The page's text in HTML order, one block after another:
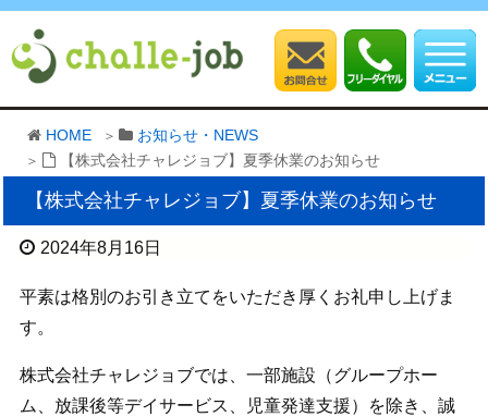
HOME
お知らせ・NEWS
【株式会社チャレジョブ】夏季休業のお知らせ
【株式会社チャレジョブ】夏季休業のお知らせ
2024年8月16日
平素は格別のお引き立てをいただき厚くお礼申し上げま
す。
株式会社チャレジョブでは、一部施設（グループホー
ム、放課後等デイサービス、児童発達支援）を除き、誠